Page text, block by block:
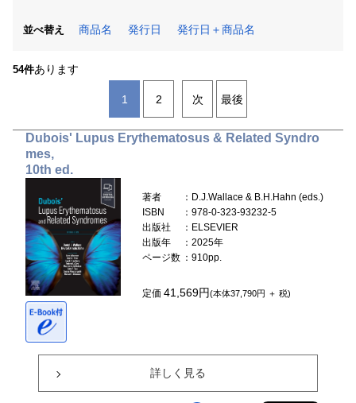
並べ替え 商品名 発行日 発行日＋商品名
54件あります
1 2 次 最後
Dubois' Lupus Erythematosus & Related Syndro
mes,
10th ed.
著者
：D.J.Wallace & B.H.Hahn (eds.)
ISBN
：978-0-323-93232-5
出版社
：ELSEVIER
出版年
：2025年
ページ数 ：910pp.
定価41,569円(本体37,790円 ＋ 税)
詳しく見る